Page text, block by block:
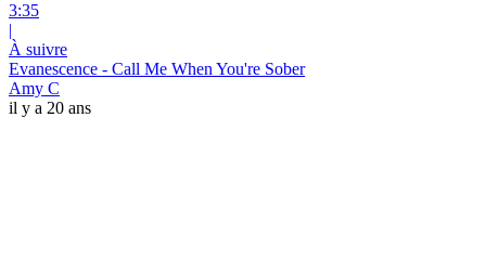
3:35
|
À suivre
Evanescence - Call Me When You're Sober
Amy C
il y a 20 ans